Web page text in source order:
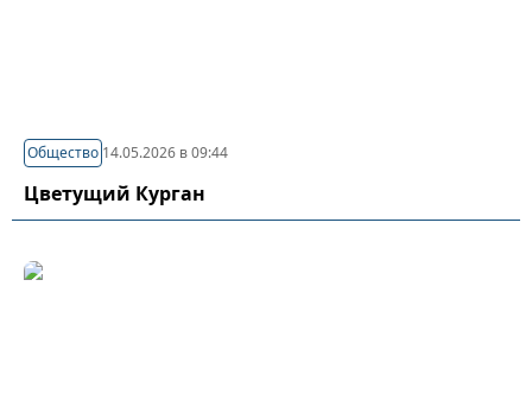
Общество 14.05.2026 в 09:44
Цветущий Курган